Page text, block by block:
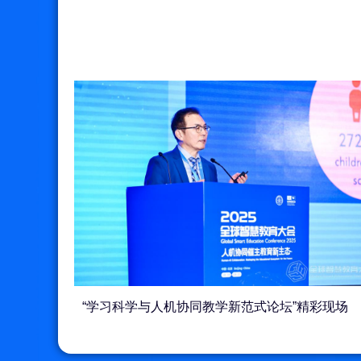
“学习科学与人机协同教学新范式论坛”精彩现场